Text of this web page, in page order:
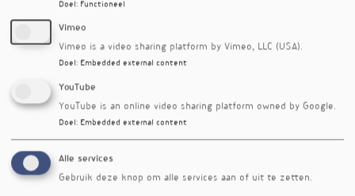
beperkt.
Referenties
pregnancy through 1-y postpartum: a prospective cohort
study. Am J Clin Nutr. 1 november 2024;120(5):1284-93.
Nieuwsbriefartikel
Rubriek
Doel : Functioneel
Vimeo
Vimeo is a video sharing platform by Vimeo, LLC (USA).
Doel : Embedded external content
YouTube
YouTube is an online video sharing platform owned by Google.
Doel : Embedded external content
Alle services
Gebruik deze knop om alle services aan of uit te zetten.